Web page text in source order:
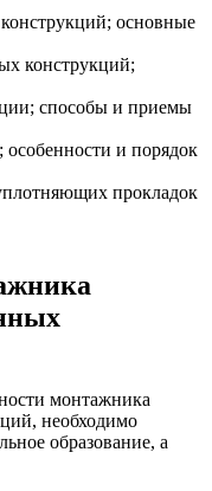
основные
конструкций;
способы и приемы
особенности и порядок
прокладок
монтажника
необходимо
образование, а